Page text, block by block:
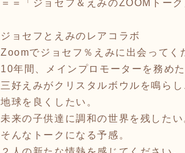
＝＝「ジョセフ＆えみのZOOMトー
ジョセフとえみのレアコラボ
Zoomでジョセフ％えみに出会ってく
10年間、メインプロモーターを務めた
三好えみがクリスタルボウルを鳴らし
地球を良くしたい。
未来の子供達に調和の世界を残したい
そんなトークになる予感。